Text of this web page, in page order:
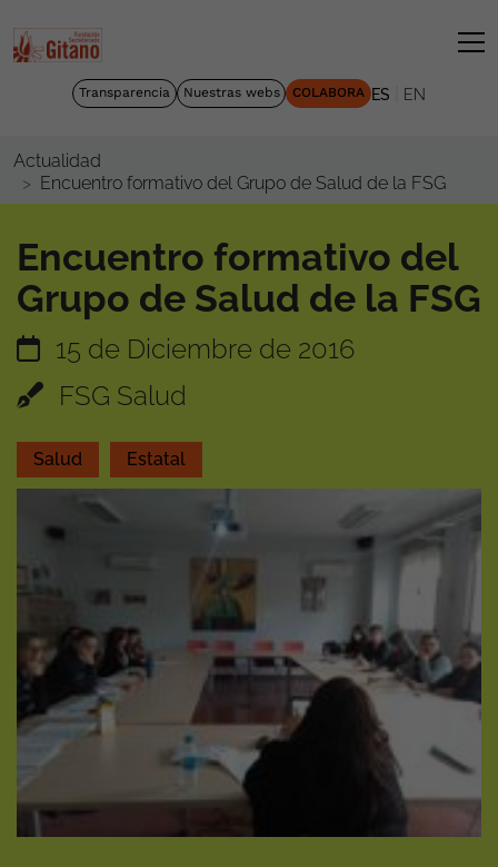
Transparencia Nuestras webs COLABORA ES EN
Actualidad
Encuentro formativo del Grupo de Salud de la FSG
Encuentro formativo del
Grupo de Salud de la FSG
15 de Diciembre de 2016
FSG Salud
Salud Estatal